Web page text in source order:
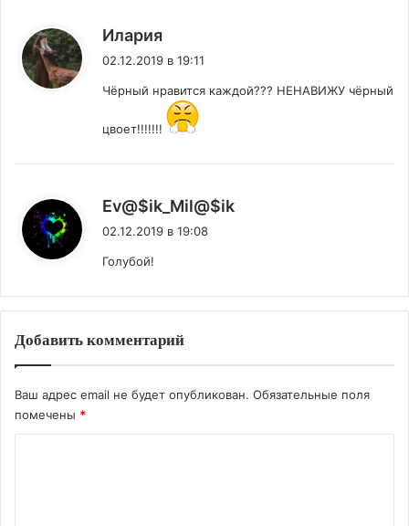
Илария
02.12.2019 в 19:11
Чёрный нравится каждой??? НЕНАВИЖУ чёрный
цвоет!!!!!!!
Ev@$ik_Mil@$ik
02.12.2019 в 19:08
Голубой!
Добавить комментарий
Ваш адрес email не будет опубликован. Обязательные поля
помечены *